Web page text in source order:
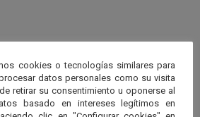
Ver más
cookies o tecnologías similares para
datos personales como su visita
retirar su consentimiento u oponerse al
basado en intereses legítimos en